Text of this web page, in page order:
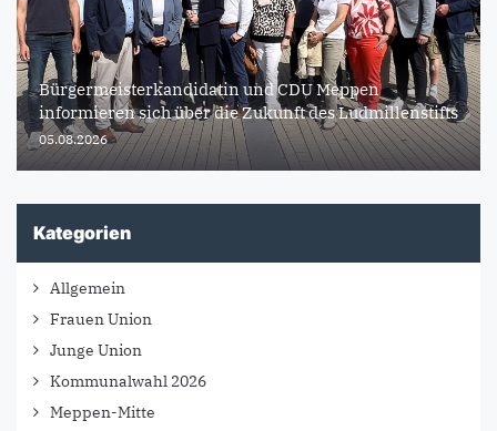
Bürgermeisterkandidatin und CDU Meppen
informieren sich über die Zukunft des Ludmillenstifts
05.08.2026
Kategorien
Allgemein
Frauen Union
Junge Union
Kommunalwahl 2026
Meppen-Mitte